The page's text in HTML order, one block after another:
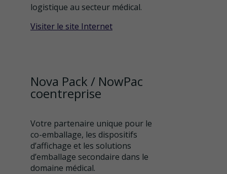
logistique au secteur médical.
Visiter le site Internet
Nova Pack / NowPac
coentreprise
Votre partenaire unique pour le
co-emballage, les dispositifs
d’affichage et les solutions
d’emballage secondaire dans le
domaine médical.